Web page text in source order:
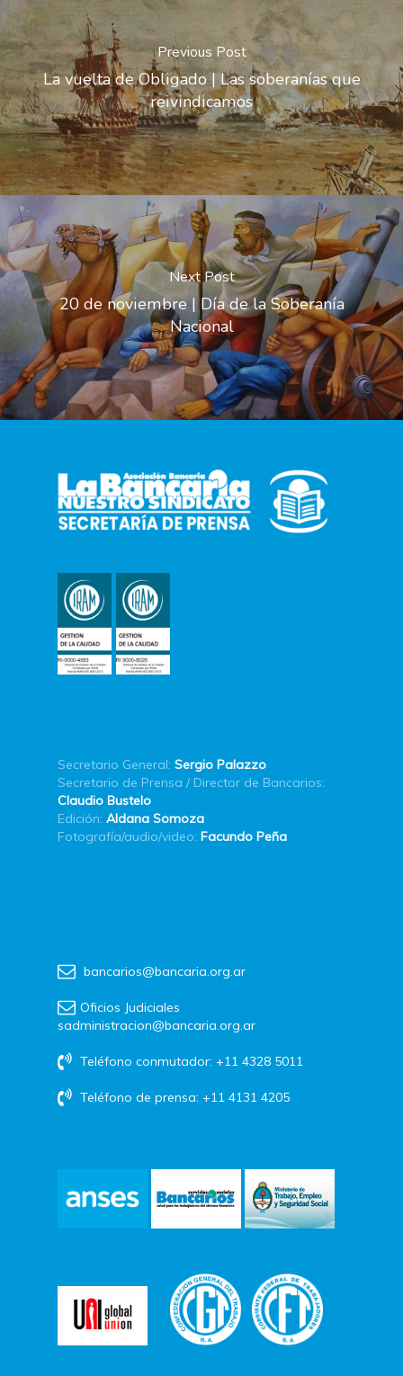
Previous Post
La vuelta de Obligado | Las soberanías que
reivindicamos
Next Post
20 de noviembre | Día de la Soberanía
Nacional
Secretario General: Sergio Palazzo
Secretario de Prensa / Director de Bancarios:
Claudio Bustelo
Edición: Aldana Somoza
Fotografía/audio/video: Facundo Peña
bancarios@bancaria.org.ar
Oficios Judiciales
sadministracion@bancaria.org.ar
Teléfono conmutador: +11 4328 5011
Teléfono de prensa: +11 4131 4205